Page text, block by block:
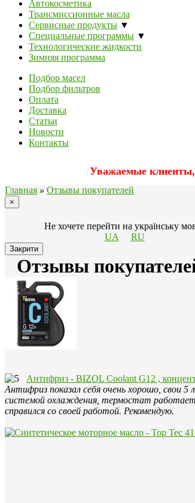
Автокосметика
Трансмиссионные масла
Сервисные продукты ▼
Специальные программы ▼
Технологические жидкости
Зимняя программа
Подбор масел
Подбор фильтров
Оплата
Доставка
Статьи
Новости
Контакты
Уважаемые клиенты,
Главная » Отзывы покупателей
×
Не хочете перейти на українську
UA
RU
Закрити
Отзывы
Антифриз - BIZOL Coolant G12 ,
Антифриз показал себя очень хорошо, свои
системой охлаждения, термостат
справился со своей работой. Рекомендую.